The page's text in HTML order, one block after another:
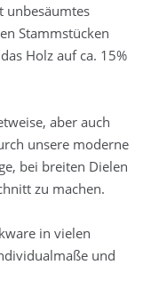
unbesäumtes
Stammstücken
Holz auf ca. 15%
aber auch
unsere moderne
bei breiten Dielen
zu machen.
in vielen
und